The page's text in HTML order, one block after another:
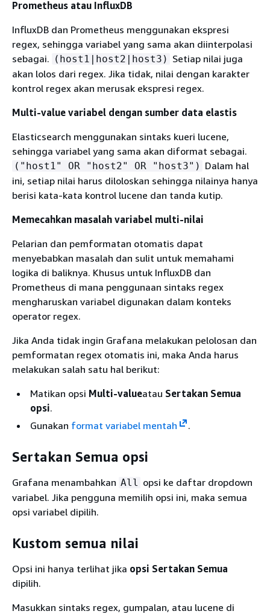
Prometheus atau InfluxDB
InfluxDB dan Prometheus menggunakan ekspresi
regex, sehingga variabel yang sama akan diinterpolasi
sebagai. (host1|host2|host3) Setiap nilai juga
akan lolos dari regex. Jika tidak, nilai dengan karakter
kontrol regex akan merusak ekspresi regex.
Multi-value variabel dengan sumber data elastis
Elasticsearch menggunakan sintaks kueri lucene,
sehingga variabel yang sama akan diformat sebagai.
("host1" OR "host2" OR "host3") Dalam hal
ini, setiap nilai harus diloloskan sehingga nilainya hanya
berisi kata-kata kontrol lucene dan tanda kutip.
Memecahkan masalah variabel multi-nilai
Pelarian dan pemformatan otomatis dapat
menyebabkan masalah dan sulit untuk memahami
logika di baliknya. Khusus untuk InfluxDB dan
Prometheus di mana penggunaan sintaks regex
mengharuskan variabel digunakan dalam konteks
operator regex.
Jika Anda tidak ingin Grafana melakukan pelolosan dan
pemformatan regex otomatis ini, maka Anda harus
melakukan salah satu hal berikut:
Matikan opsi Multi-valueatau Sertakan Semua
opsi.
Gunakan format variabel mentah .
Sertakan Semua opsi
Grafana menambahkan All
opsi ke daftar dropdown
variabel. Jika pengguna memilih opsi ini, maka semua
opsi variabel dipilih.
Kustom semua nilai
Opsi ini hanya terlihat jika opsi Sertakan Semua
dipilih.
Masukkan sintaks regex, gumpalan, atau lucene di